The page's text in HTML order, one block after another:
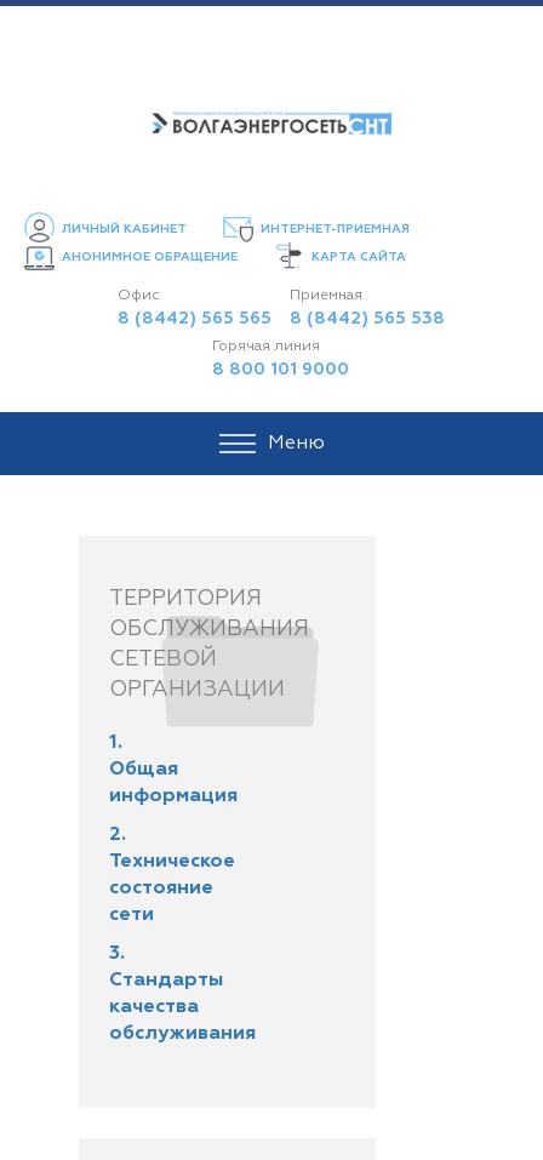
ЛИЧНЫЙ КАБИНЕТ ИНТЕРНЕТ-ПРИЕМНАЯ
АНОНИМНОЕ ОБРАЩЕНИЕ КАРТА САЙТА
Офис
8 (8442) 565 565
Приемная
8 (8442) 565 538
Горячая линия
8 800 101 9000
Меню
ТЕРРИТОРИЯ
ОБСЛУЖИВАНИЯ
СЕТЕВОЙ
ОРГАНИЗАЦИИ
1.
Общая
информация
2.
Техническое
состояние
сети
3.
Стандарты
качества
обслуживания